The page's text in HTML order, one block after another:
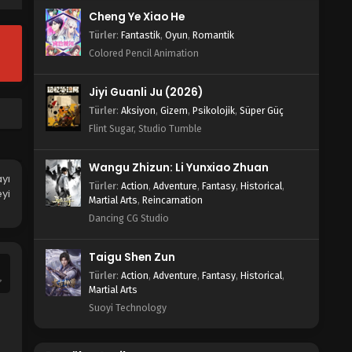
Wan Jie Xian Zong 4. Sezon 21.
Bölüm
Wan Jie Xian Zong 4. Sezon 20.
Bölüm
Wan Jie Xian Zong 4. Sezon 19.
Bölüm
Blm 19 - Aralık 28, 2022
Wan Jie Xian Zong 4. Sezon 18.
Bölüm
Blm 18 - Aralık 28, 2022
Wan Jie Xian Zong 4. Sezon 17.
Cheng Ye Xiao He
Türler: Fantastik, Oyun, Romantik
Colored Pencil Animation
Jiyi Guanli Ju (2026)
Türler: Aksiyon, Gizem, Psikolojik, Süper Güç
Flint Sugar, Studio Tumble
Wangu Zhizun: Li Yunxiao Zhuan
Türler: Action, Adventure, Fantasy, Historical,
Martial Arts, Reincarnation
Dancing CG Studio
Taigu Shen Zun
Türler: Action, Adventure, Fantasy, Historical,
Martial Arts
Suoyi Technology